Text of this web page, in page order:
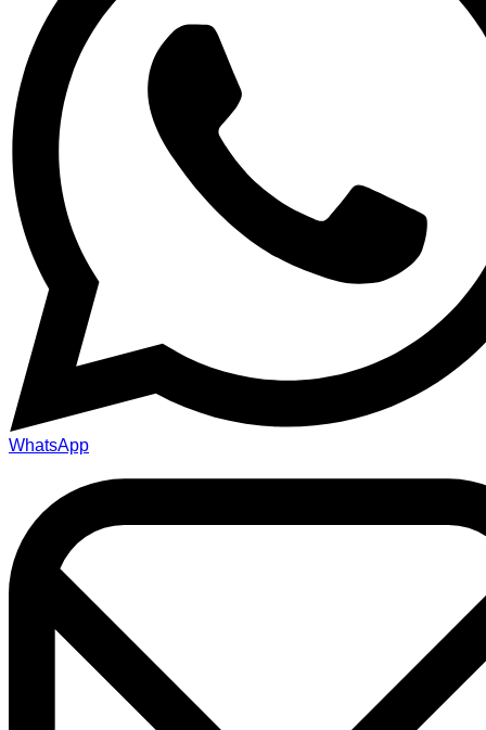
WhatsApp